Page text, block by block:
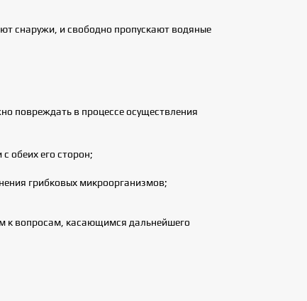
снаружи, и свободно пропускают водяные
повреждать в процессе осуществления
обеих его сторон;
грибковых микроорганизмов;
к вопросам, касающимся дальнейшего